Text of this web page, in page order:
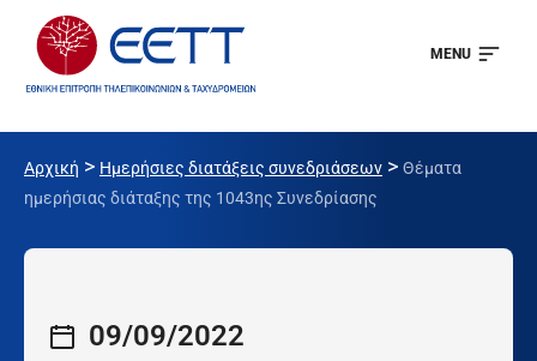
MENU
Αρχική > Ημερήσιες διατάξεις συνεδριάσεων > Θέματα
ημερήσιας διάταξης της 1043ης Συνεδρίασης
09/09/2022